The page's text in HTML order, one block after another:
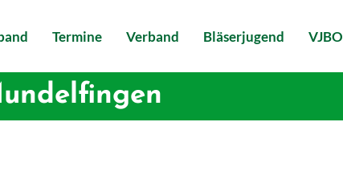
Termine Verband Bläserjugend VJBO